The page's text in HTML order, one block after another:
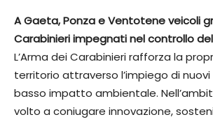
A Gaeta, Ponza e Ventotene veicoli
Carabinieri impegnati nel controllo
L’Arma dei Carabinieri rafforza la
territorio attraverso l’impiego di nuovi
basso impatto ambientale.
volto a coniugare innovazione,